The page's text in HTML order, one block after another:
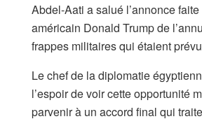
Abdel-Aati a salué l’annonce
américain Donald Trump de
frappes militaires qui étaient
Le chef de la diplomatie
l’espoir de voir cette opportunité
parvenir à un accord final qui